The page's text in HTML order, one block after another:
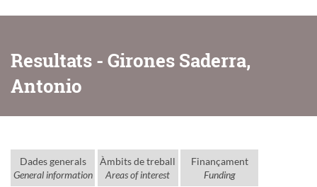
Resultats - Girones Saderra,
Antonio
Dades generals
General information
Àmbits de treball
Areas of interest
Finançament
Funding